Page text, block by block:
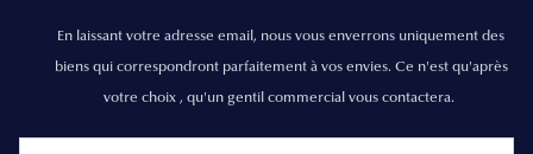
En laissant votre adresse email, nous vous enverrons uniquement des
biens qui correspondront parfaitement à vos envies. Ce n'est qu'après
votre choix , qu'un gentil commercial vous contactera.